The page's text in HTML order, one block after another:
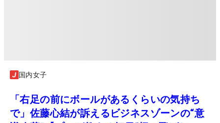
国内女子
「右足の前にボールがあるくらいの気持ち
で」佐藤心結が訴えるビジネスゾーンの“意